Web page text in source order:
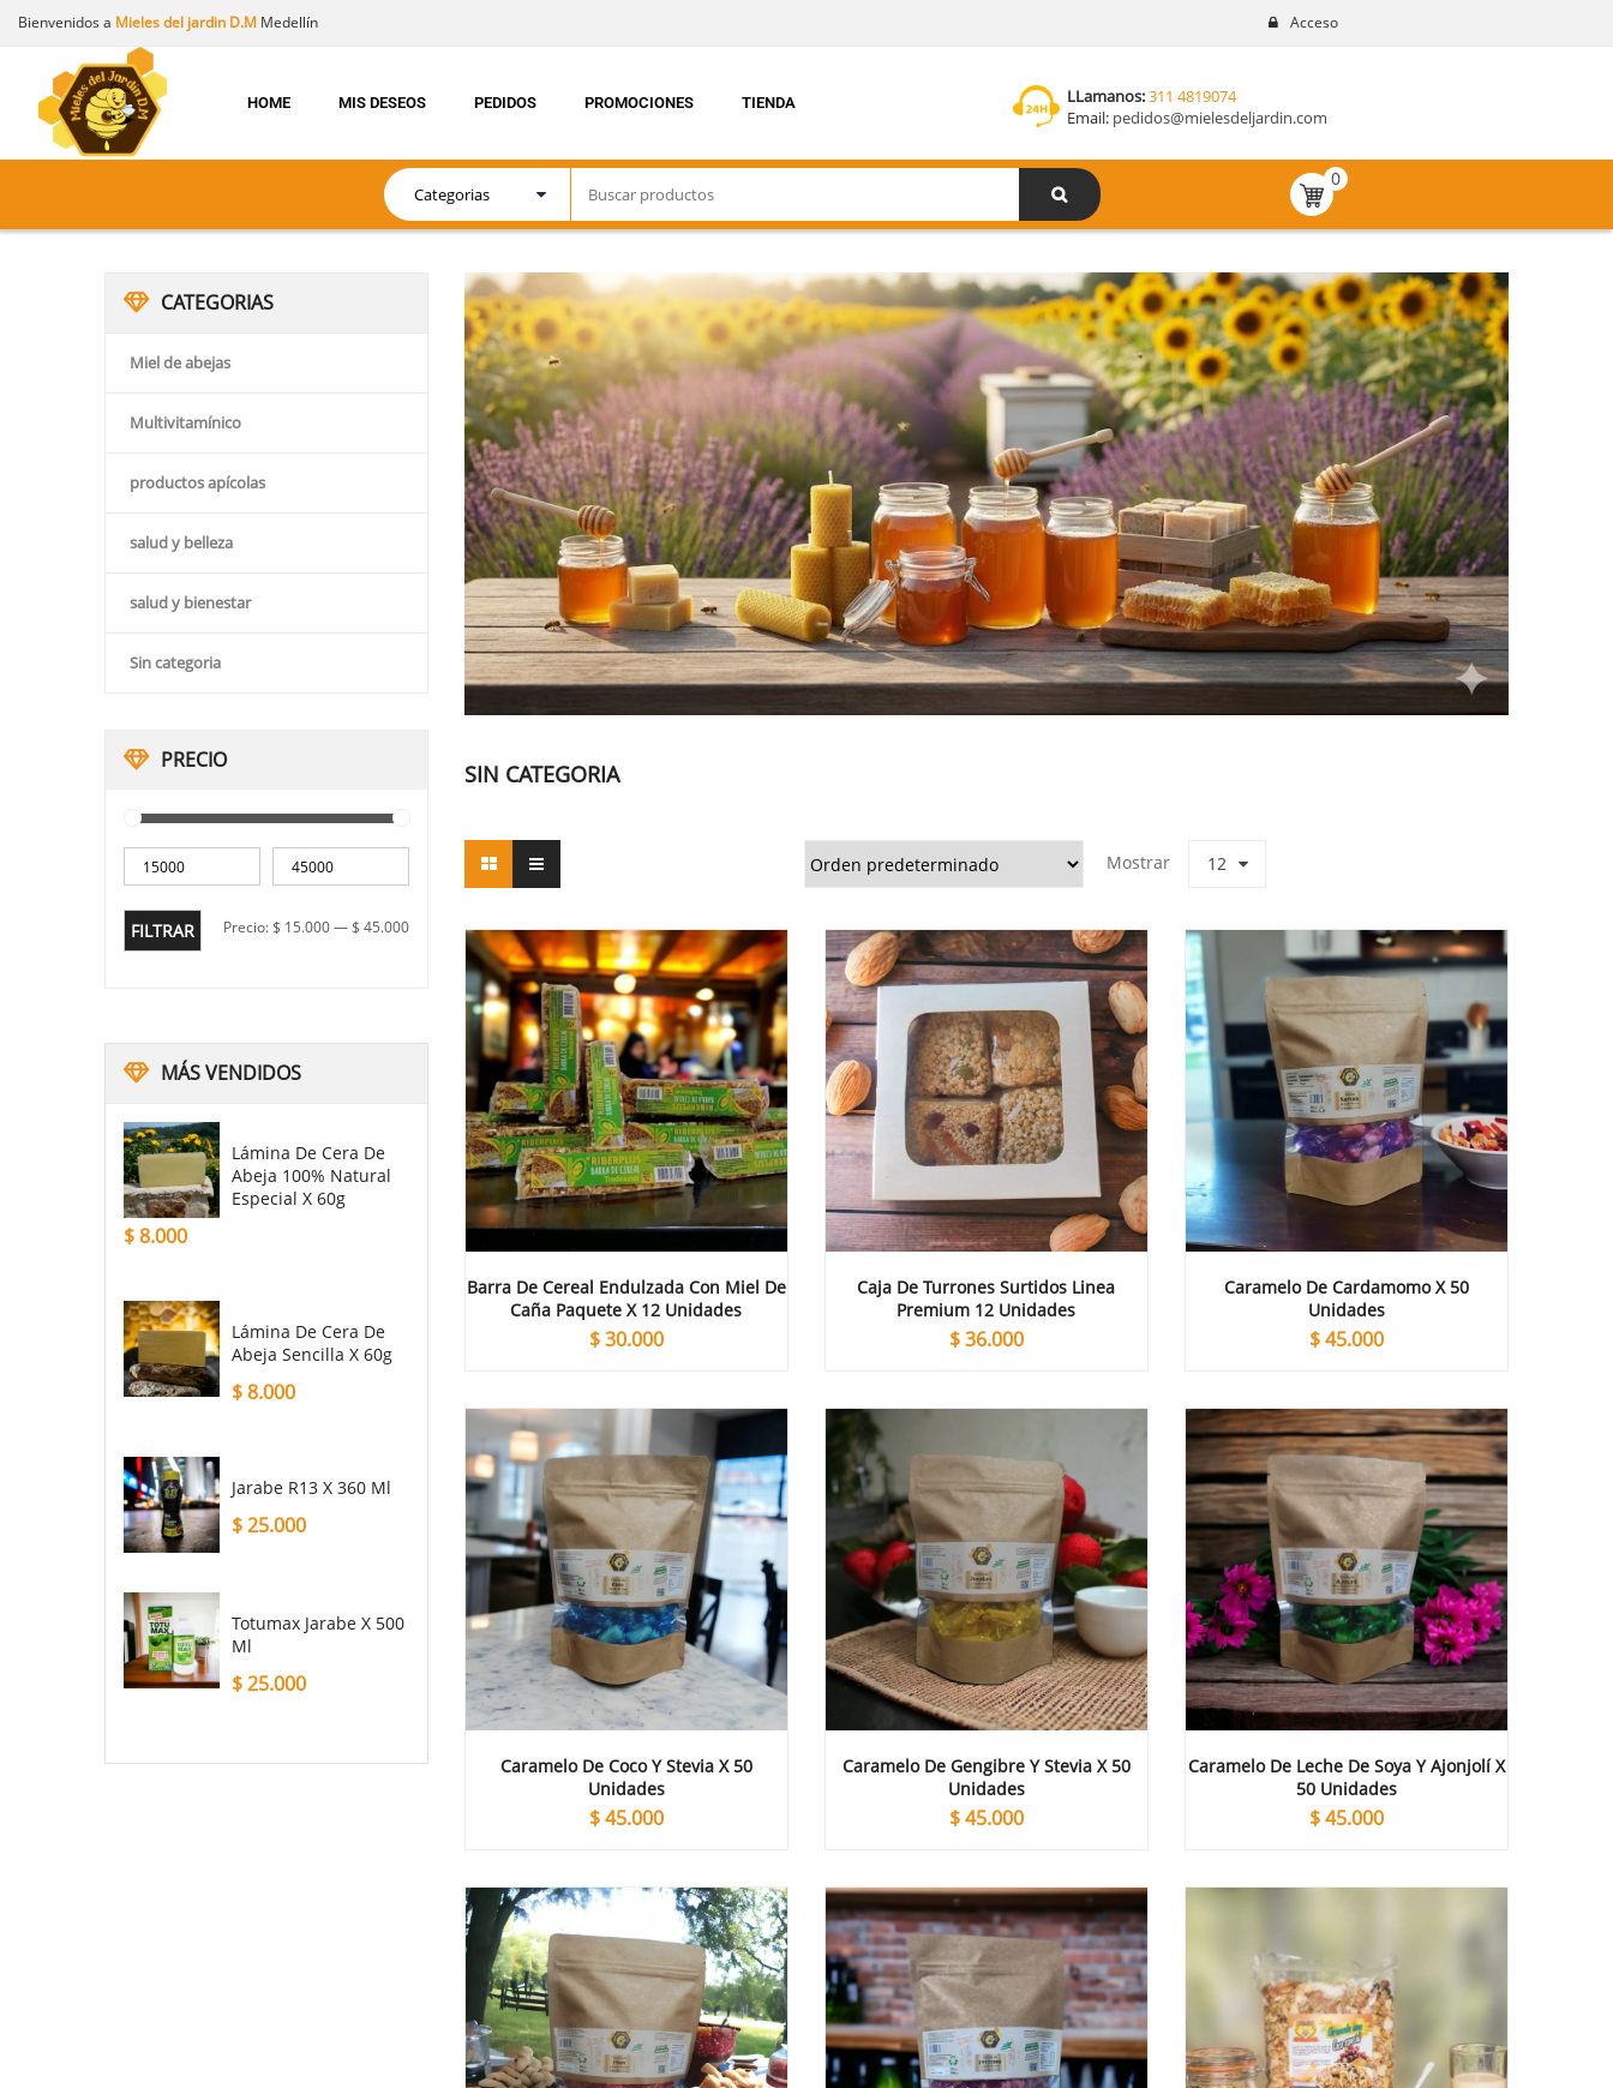
Acceso
Bienvenidos a Mieles del jardin D.M Medellín
HOME MIS DESEOS PEDIDOS PROMOCIONES TIENDA LLamanos:311 4819074
Email: pedidos@mielesdeljardin.com
0
CATEGORIAS
Miel de abejas
Multivitamínico
productos apícolas
salud y belleza
salud y bienestar
Sin categoria
PRECIO
FILTRAR Precio:$ 15.000—$ 45.000
MÁS VENDIDOS
Lámina De Cera De
Abeja 100% Natural
Especial X 60g
$8.000
Lámina De Cera De
Abeja Sencilla X 60g
$8.000
Jarabe R13 X 360 Ml
$25.000
Totumax Jarabe X 500
Ml
$25.000
SIN CATEGORIA
Mostrar 12
Barra De Cereal Endulzada Con Miel De
Caña Paquete X 12 Unidades
$30.000
Caja De Turrones Surtidos Linea
Premium 12 Unidades
$36.000
Caramelo De Cardamomo X 50
Unidades
$45.000
Caramelo De Coco Y Stevia X 50
Unidades
$45.000
Caramelo De Gengibre Y Stevia X 50
Unidades
$45.000
Caramelo De Leche De Soya Y Ajonjolí X
50 Unidades
$45.000